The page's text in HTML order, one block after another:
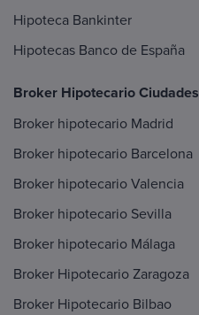
Hipoteca Bankinter
Hipotecas Banco de España
Broker Hipotecario Ciudades
Broker hipotecario Madrid
Broker hipotecario Barcelona
Broker hipotecario Valencia
Broker hipotecario Sevilla
Broker hipotecario Málaga
Broker Hipotecario Zaragoza
Broker Hipotecario Bilbao